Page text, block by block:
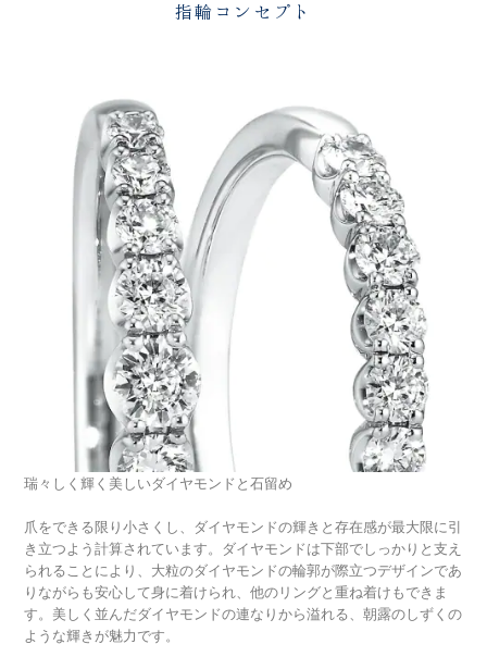
指輪コンセプト
瑞々しく輝く美しいダイヤモンドと石留め
爪をできる限り小さくし、ダイヤモンドの輝きと存在感が最大限に引
き立つよう計算されています。ダイヤモンドは下部でしっかりと支え
られることにより、大粒のダイヤモンドの輪郭が際立つデザインであ
りながらも安心して身に着けられ、他のリングと重ね着けもできま
す。美しく並んだダイヤモンドの連なりから溢れる、朝露のしずくの
ような輝きが魅力です。